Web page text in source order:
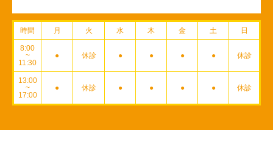
時間 月 火 水 木 金 土 日
8:00
~
11:30
● 休診 ● ● ● ● 休診
13:00
~
17:00
● 休診 ● ● ● ● 休診